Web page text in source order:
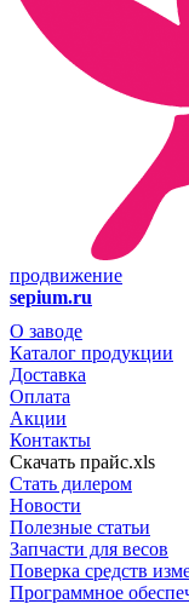
продвижение
sepium.ru
О заводе
Каталог продукции
Доставка
Оплата
Акции
Контакты
Скачать прайс.xls
Стать дилером
Новости
Полезные статьи
Запчасти для весов
Поверка средств
Программное